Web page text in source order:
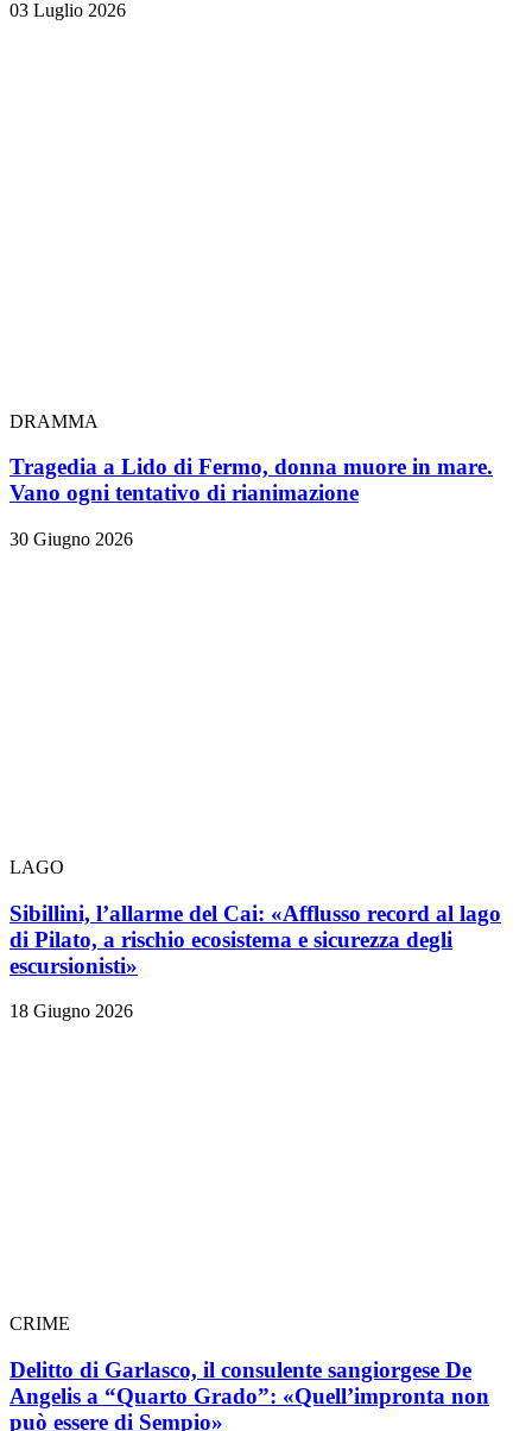
03 Luglio 2026
DRAMMA
Tragedia a Lido di Fermo, donna muore in mare.
Vano ogni tentativo di rianimazione
30 Giugno 2026
LAGO
Sibillini, l’allarme del Cai: «Afflusso record al lago
di Pilato, a rischio ecosistema e sicurezza degli
escursionisti»
18 Giugno 2026
CRIME
Delitto di Garlasco, il consulente sangiorgese De
Angelis a “Quarto Grado”: «Quell’impronta non
può essere di Sempio»